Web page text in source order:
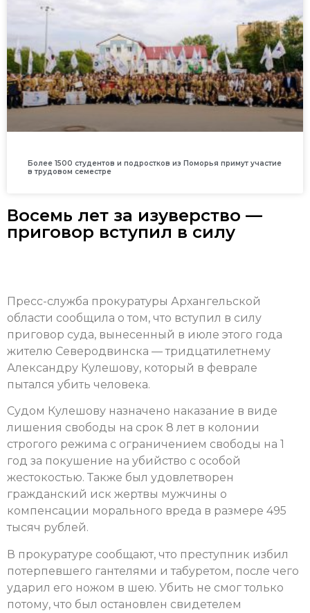
Более 1500 студентов и подростков из Поморья примут участие
в трудовом семестре
Восемь лет за изуверство —
приговор вступил в силу
Пресс-служба прокуратуры Архангельской
области сообщила о том, что вступил в силу
приговор суда, вынесенный в июле этого года
жителю Северодвинска — тридцатилетнему
Александру Кулешову, который в феврале
пытался убить человека.
Судом Кулешову назначено наказание в виде
лишения свободы на срок 8 лет в колонии
строгого режима с ограничением свободы на 1
год за покушение на убийство с особой
жестокостью. Также был удовлетворен
гражданский иск жертвы мужчины о
компенсации морального вреда в размере 495
тысяч рублей.
В прокуратуре сообщают, что преступник избил
потерпевшего гантелями и табуретом, после чего
ударил его ножом в шею. Убить не смог только
потому, что был остановлен свидетелем